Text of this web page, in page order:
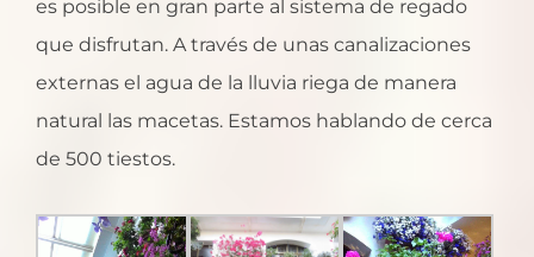
es posible en gran parte al sistema de regado
que disfrutan. A través de unas canalizaciones
externas el agua de la lluvia riega de manera
natural las macetas. Estamos hablando de cerca
de 500 tiestos.